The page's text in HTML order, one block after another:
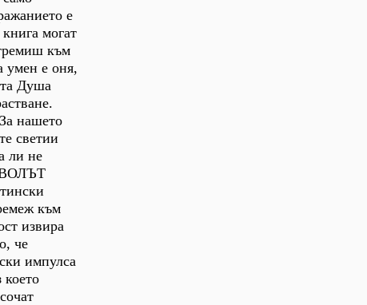
е
могат
към
умен е оня,
Душа
нашето
светии
ли не
към
извира
че
импулса